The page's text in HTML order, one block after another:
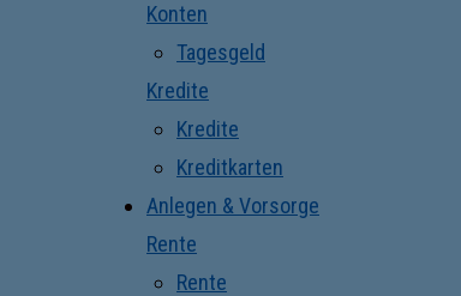
Konten
Tagesgeld
Kredite
Kredite
Kreditkarten
Anlegen & Vorsorge
Rente
Rente